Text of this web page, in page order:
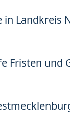
in Landkreis
Fristen und